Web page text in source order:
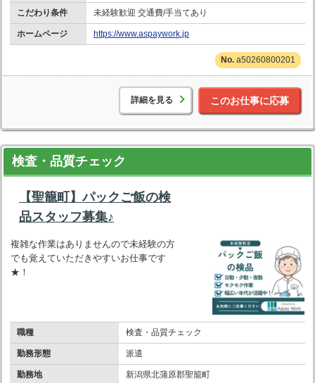
こだわり条件 未経験歓迎 交通費/手当てあり
ホームページ https://www.aspaywork.jp
a50260800201
詳細を見る このお仕事に応募
検査・品質チェック
【聖籠町】パックご飯の検
品スタッフ募集♪
複雑な作業はありませんので未経験の方
でも覚えていただきやすいお仕事です
★！
職種 検査・品質チェック
勤務形態 派遣
勤務地 新潟県北蒲原郡聖籠町